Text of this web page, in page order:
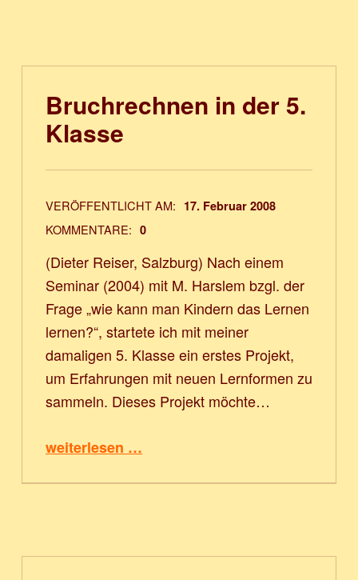
Bruchrechnen in der 5.
Klasse
VERÖFFENTLICHT AM: 17. Februar 2008
KOMMENTARE: 0
(Dieter Reiser, Salzburg) Nach einem
Seminar (2004) mit M. Harslem bzgl. der
Frage „wie kann man Kindern das Lernen
lernen?“, startete ich mit meiner
damaligen 5. Klasse ein erstes Projekt,
um Erfahrungen mit neuen Lernformen zu
sammeln. Dieses Projekt möchte…
“Bruchrechnen in der 5. Klasse”
weiterlesen …